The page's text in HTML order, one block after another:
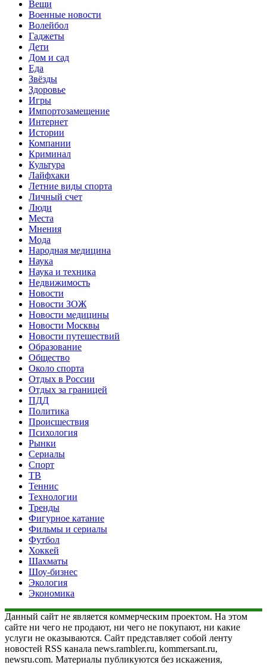
Вещи
Военные новости
Волейбол
Гаджеты
Дети
Дом и сад
Еда
Звёзды
Здоровье
Игры
Импортозамещение
Интернет
Истории
Компании
Криминал
Культура
Лайфхаки
Летние виды спорта
Личный счет
Люди
Места
Мнения
Мода
Народная медицина
Наука
Наука и техника
Недвижимость
Новости
Новости ЗОЖ
Новости медицины
Новости Москвы
Новости путешествий
Образование
Общество
Около спорта
Отдых в России
Отдых за границей
ПДД
Политика
Происшествия
Психология
Рынки
Сериалы
Спорт
ТВ
Теннис
Технологии
Тренды
Фигурное катание
Фильмы и сериалы
Футбол
Хоккей
Шахматы
Шоу-бизнес
Экология
Экономика
Данный сайт не является коммерческим проектом. На этом
сайте ни чего не продают, ни чего не покупают, ни какие
услуги не оказываются. Сайт представляет собой ленту
новостей RSS канала news.rambler.ru, kommersant.ru,
newsru.com. Материалы публикуются без искажения,